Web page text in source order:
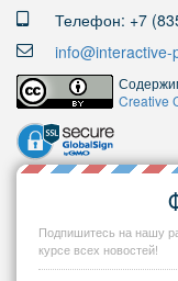
Телефон: +7
info@interactive-
Creative
Подпишитесь на нашу
курсе всех новостей!